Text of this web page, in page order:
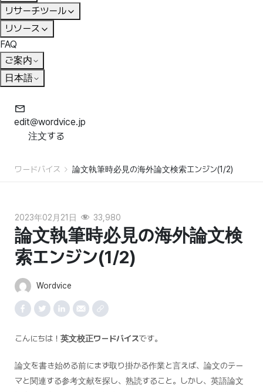
リサーチツール
リソース
FAQ
ご案内
日本語
edit@wordvice.jp
注文する
ワードバイス 論文執筆時必見の海外論文検索エンジン(1/2)
2023年02月21日 33,980
論文執筆時必見の海外論文検
索エンジン(1/2)
Wordvice
こんにちは！ 英文校正ワードバイスです。
論文を書き始める前にまず取り掛かる作業と言えば、論文のテー
マと関連する参考文献を探し、熟読すること。しかし、英語論文